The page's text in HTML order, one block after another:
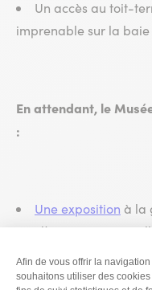
Un accès au toit-
imprenable sur la
En attendant, le
:
Une exposition à la
Prud’Homie, 66190
Une
dessinées, ateliers